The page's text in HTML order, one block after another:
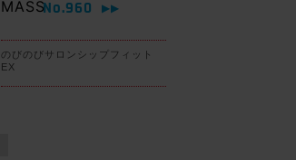
No.960
▶▶
のびのびサロンシップフィット
EX